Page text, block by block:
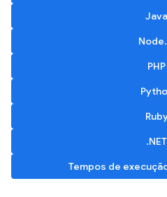
Java
PHP
.NET
Tempos de